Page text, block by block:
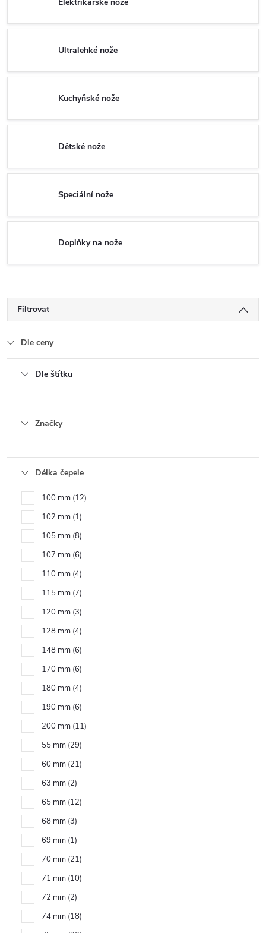
Ultralehké nože
Kuchyňské nože
Dětské nože
Speciální nože
Doplňky na nože
Filtrovat
Dle ceny
Dle štítku
Značky
Délka čepele
100 mm 12
102 mm 1
105 mm 8
107 mm 6
110 mm 4
115 mm 7
120 mm 3
128 mm 4
148 mm 6
170 mm 6
180 mm 4
190 mm 6
200 mm 11
55 mm 29
60 mm 21
63 mm 2
65 mm 12
68 mm 3
69 mm 1
70 mm 21
71 mm 10
72 mm 2
74 mm 18